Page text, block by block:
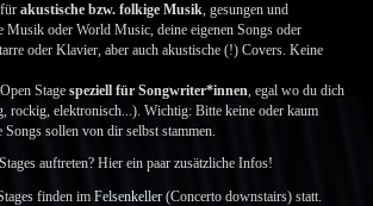
akustische bzw. folkige Musik, gesungen und
Musik oder World Music, deine eigenen Songs oder
oder Klavier, aber auch akustische (!) Covers. Keine
Stage speziell für Songwriter*innen, egal wo du dich
rockig, elektronisch...). Wichtig: Bitte keine oder kaum
sollen von dir selbst stammen.
auftreten? Hier ein paar zusätzliche Infos!
finden im Felsenkeller (Concerto downstairs) statt.